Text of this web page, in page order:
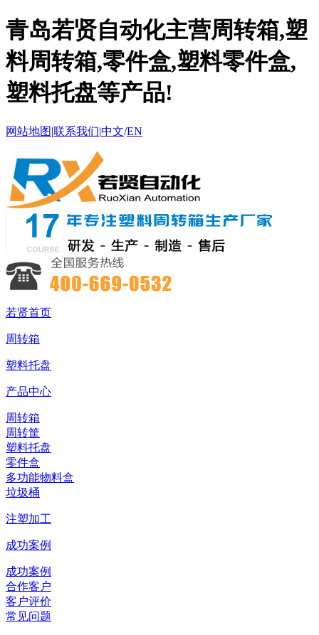
青岛若贤自动化主营周转箱,塑
料周转箱,零件盒,塑料零件盒,
塑料托盘等产品!
网站地图|联系我们|中文/EN
若贤首页
周转箱
塑料托盘
产品中心
周转箱
周转筐
塑料托盘
零件盒
多功能物料盒
垃圾桶
注塑加工
成功案例
成功案例
合作客户
客户评价
常见问题